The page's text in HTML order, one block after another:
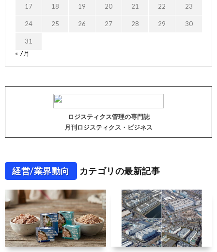
17 18 19 20 21 22 23
24 25 26 27 28 29 30
31
« 7月
ロジスティクス管理の専門誌
月刊ロジスティクス・ビジネス
経営/業界動向 カテゴリの最新記事